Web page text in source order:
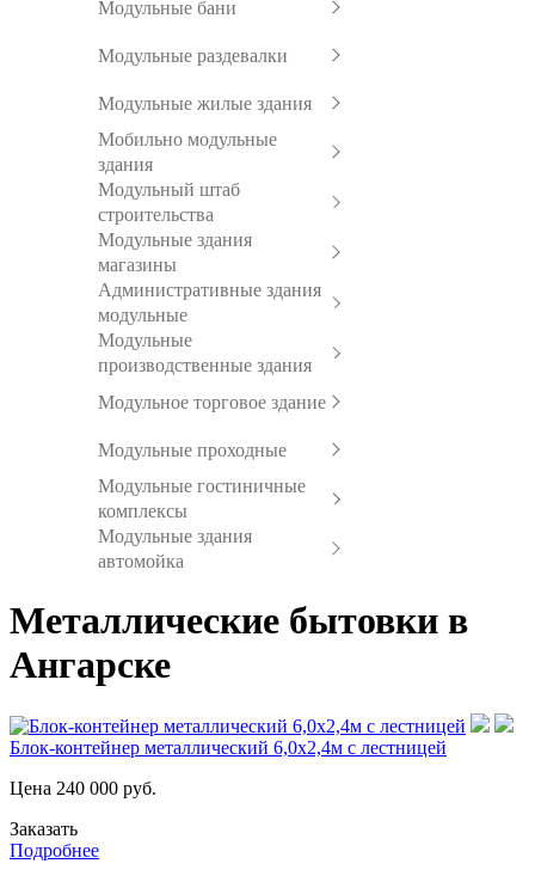
Модульные бани
Модульные раздевалки
Модульные жилые здания
Мобильно модульные
здания
Модульный штаб
строительства
Модульные здания
магазины
Административные здания
модульные
Модульные
производственные здания
Модульное торговое здание
Модульные проходные
Модульные гостиничные
комплексы
Модульные здания
автомойка
Металлические бытовки в
Ангарске
Блок-контейнер металлический 6,0х2,4м с лестницей
Цена 240 000 руб.
Заказать
Подробнее